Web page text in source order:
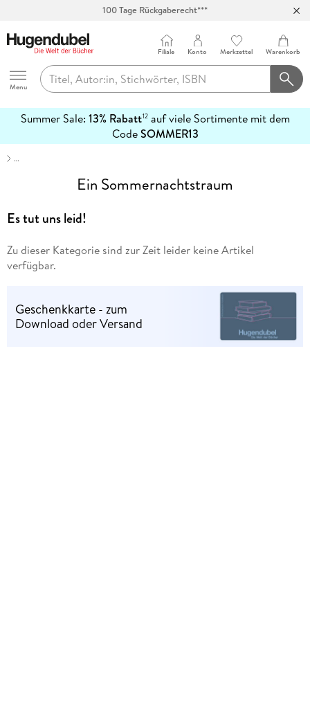
100 Tage Rückgaberecht***
Hugendubel
Menu
Filiale Konto Merkzettel Warenkorb
Summer Sale: 13% Rabatt12auf viele Sortimente mit dem
CodeSOMMER13
erfahren
…
Ein Sommernachtstraum
Es tut uns leid!
Zu dieser Kategorie sind zur Zeit leider keine Artikel
verfügbar.
Geschenkkarte - zum
Download oder Versand